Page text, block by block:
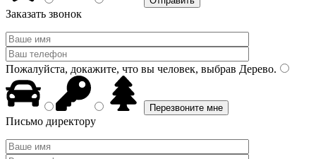
Заказать звонок
Пожалуйста, докажите, что вы человек, выбрав Дерево.
Письмо директору